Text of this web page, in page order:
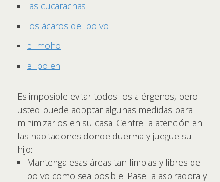
las cucarachas
los ácaros del polvo
el moho
el polen
Es imposible evitar todos los alérgenos, pero
usted puede adoptar algunas medidas para
minimizarlos en su casa. Centre la atención en
las habitaciones donde duerma y juegue su
hijo:
Mantenga esas áreas tan limpias y libres de
polvo como sea posible. Pase la aspiradora y